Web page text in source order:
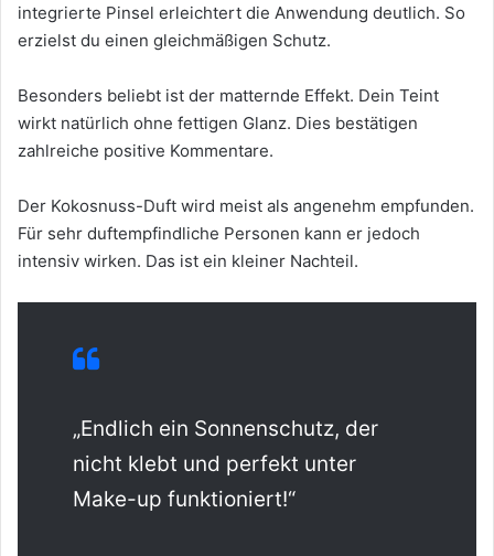
integrierte Pinsel erleichtert die Anwendung deutlich. So
erzielst du einen gleichmäßigen Schutz.
Besonders beliebt ist der matternde Effekt. Dein Teint
wirkt natürlich ohne fettigen Glanz. Dies bestätigen
zahlreiche positive Kommentare.
Der Kokosnuss-Duft wird meist als angenehm empfunden.
Für sehr duftempfindliche Personen kann er jedoch
intensiv wirken. Das ist ein kleiner Nachteil.
„Endlich ein Sonnenschutz, der
nicht klebt und perfekt unter
Make-up funktioniert!“